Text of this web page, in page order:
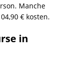
Manche
€ kosten.
in